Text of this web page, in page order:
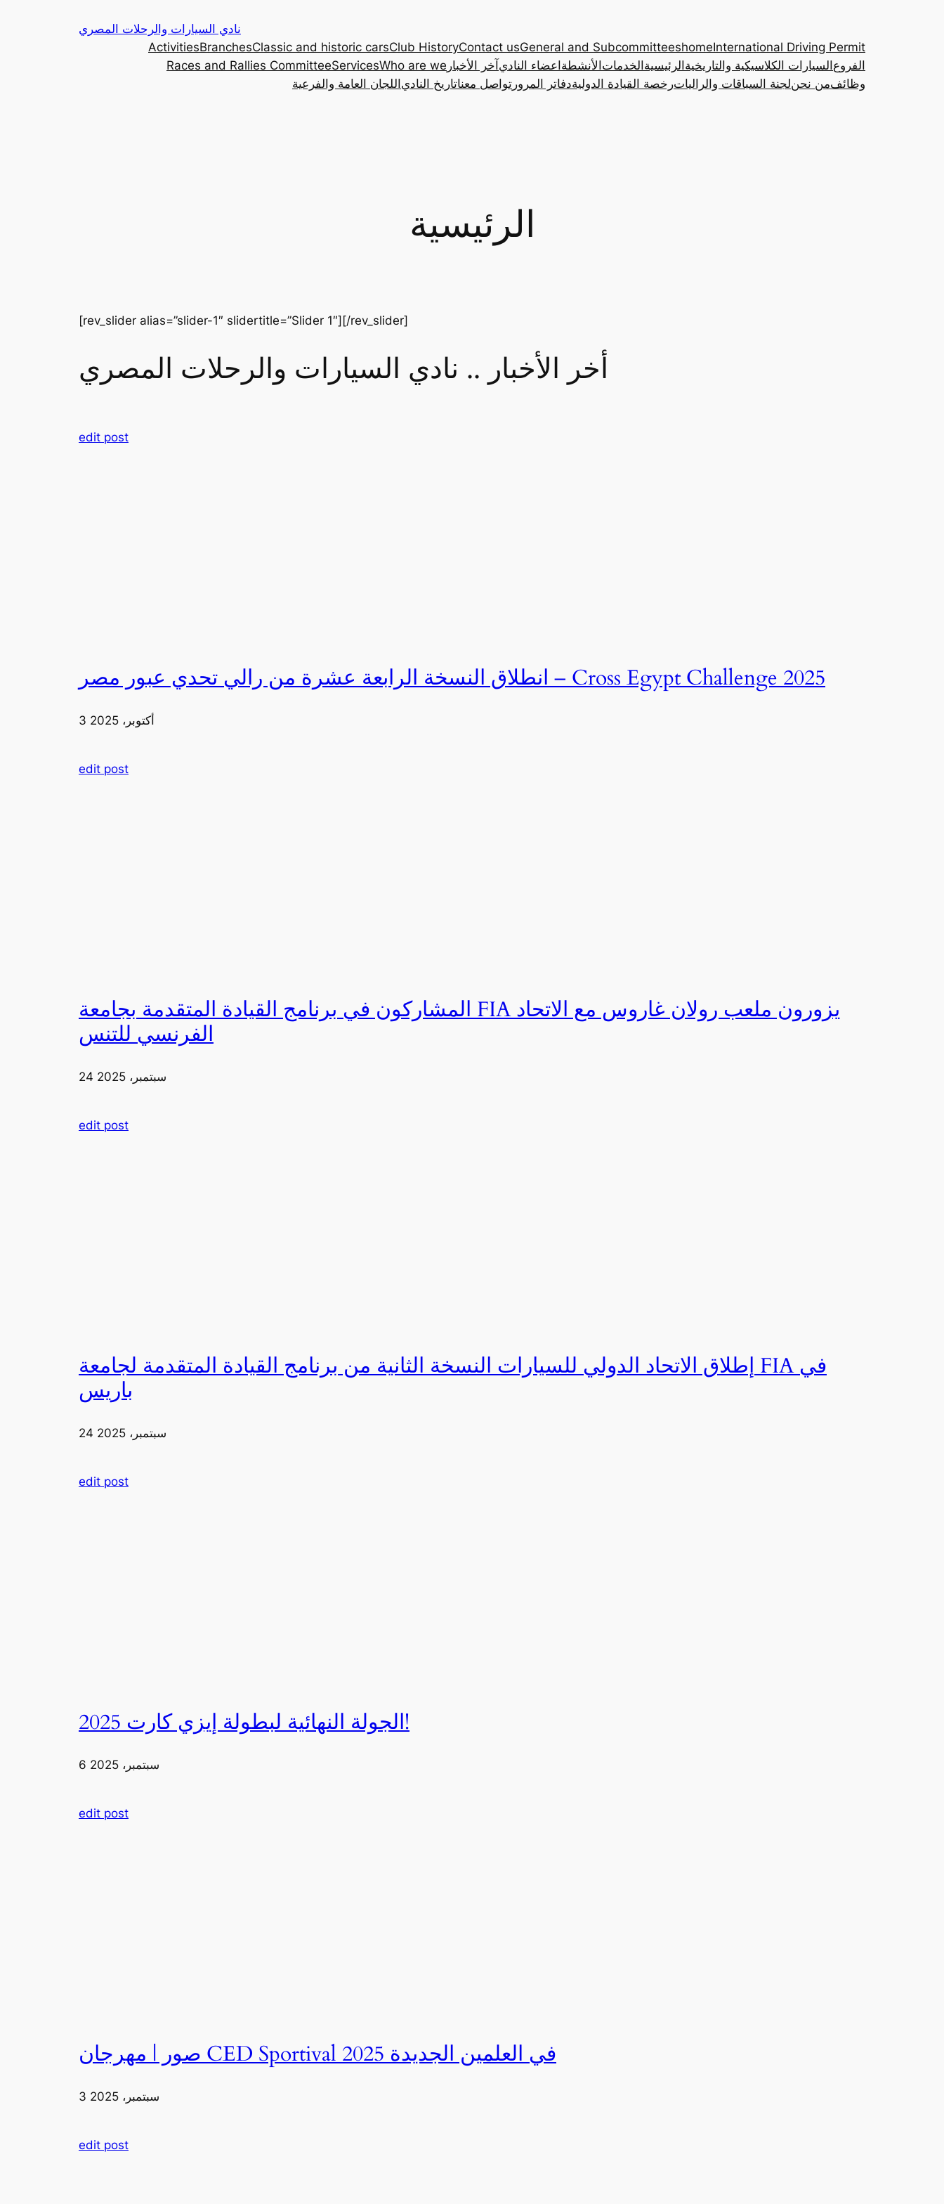
نادي السيارات والرحلات المصري
ActivitiesBranchesClassic and historic carsClub HistoryContact usGeneral and SubcommitteeshomeInternational Driving Permit
Races and Rallies CommitteeServicesWho are we آخر الأخبار اعضاء النادي الأنشطة الخدمات الرئيسية السيارات الكلاسيكية والتاريخية الفروع
اللجان العامة والفرعية تاريخ الناديتواصل معنا دفاتر المروررخصة القيادة الدوليةلجنة السباقات والرالياتمن نحنوظائف
الرئيسية
[rev_slider alias=”slider-1″ slidertitle=”Slider 1″][/rev_slider]
أخر الأخبار .. نادي السيارات والرحلات المصري
edit post
انطلاق النسخة الرابعة عشرة من رالي تحدي عبور مصر – Cross Egypt Challenge 2025
3 أكتوبر، 2025
edit post
المشاركون في برنامج القيادة المتقدمة بجامعة FIA يزورون ملعب رولان غاروس مع الاتحاد
الفرنسي للتنس
24 سبتمبر، 2025
edit post
إطلاق الاتحاد الدولي للسيارات النسخة الثانية من برنامج القيادة المتقدمة لجامعة FIA في
باريس
24 سبتمبر، 2025
edit post
الجولة النهائية لبطولة إيزي كارت 2025!
6 سبتمبر، 2025
edit post
صور | مهرجان CED Sportival في العلمين الجديدة 2025
3 سبتمبر، 2025
edit post